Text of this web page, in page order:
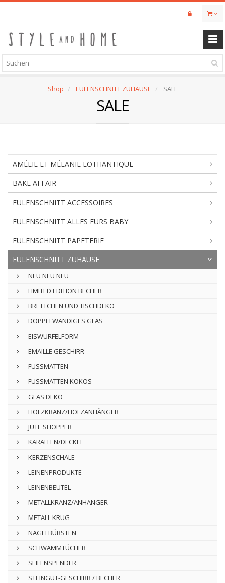
Skip
content
Shop EULENSCHNITT ZUHAUSE SALE
SALE
AMÉLIE ET MÉLANIE LOTHANTIQUE
BAKE AFFAIR
EULENSCHNITT ACCESSOIRES
EULENSCHNITT ALLES FÜRS BABY
EULENSCHNITT PAPETERIE
EULENSCHNITT ZUHAUSE
NEU NEU NEU
LIMITED EDITION BECHER
BRETTCHEN UND TISCHDEKO
DOPPELWANDIGES GLAS
EISWÜRFELFORM
EMAILLE GESCHIRR
FUSSMATTEN
FUSSMATTEN KOKOS
GLAS DEKO
HOLZKRANZ/HOLZANHÄNGER
JUTE SHOPPER
KARAFFEN/DECKEL
KERZENSCHALE
LEINENPRODUKTE
LEINENBEUTEL
METALLKRANZ/ANHÄNGER
METALL KRUG
NAGELBÜRSTEN
SCHWAMMTÜCHER
SEIFENSPENDER
STEINGUT-GESCHIRR / BECHER